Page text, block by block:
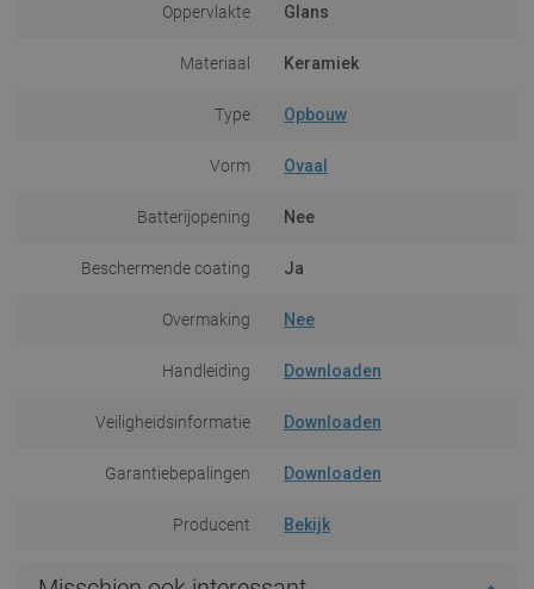
Oppervlakte Glans
Materiaal Keramiek
Type Opbouw
Vorm Ovaal
Batterijopening Nee
Beschermende coating Ja
Overmaking Nee
Handleiding Downloaden
Veiligheidsinformatie Downloaden
Garantiebepalingen Downloaden
Producent Bekijk